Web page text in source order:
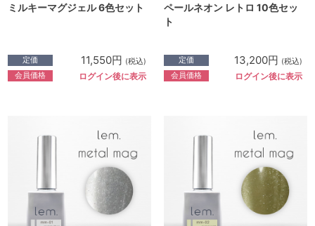
ミルキーマグジェル 6色セット
定価 11,550円 (税込)
会員価格 ログイン後に表示
ペールネオン レトロ 10色セッ
ト
定価 13,200円 (税込)
会員価格 ログイン後に表示